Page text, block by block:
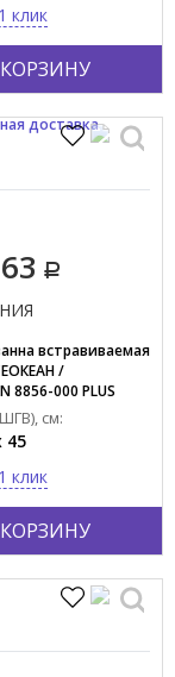
клик
встравиваемая
/
8856-000 PLUS
см:
45
клик
доставка